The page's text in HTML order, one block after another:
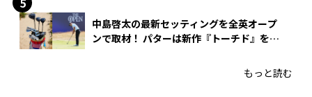
中島啓太の最新セッティングを全英オープ
ンで取材！ パターは新作『トーチド』を投
もっと読む